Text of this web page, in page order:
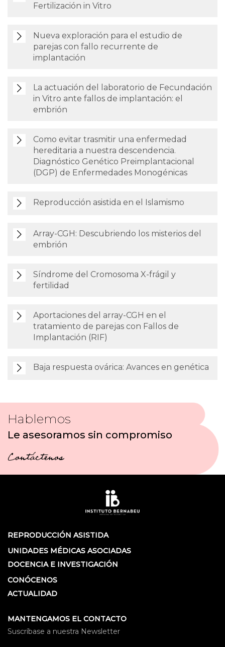
Fertilización in Vitro
Nueva exploración para el estudio de
parejas con fallo recurrente de
implantación
La actuación del laboratorio de Fecundación
in Vitro ante fallos de implantación: el
embrión
Como evitar trasmitir una enfermedad
hereditaria a nuestra descendencia.
Diagnóstico Genético Preimplantacional
(DGP) de Enfermedades Monogénicas
Reproducción asistida en el Islamismo
Array-CGH: Descubriendo los misterios del
embrión
Síndrome del Cromosoma X-frágil y
fertilidad
Aportaciones del array-CGH en el
tratamiento de parejas con Fallos de
Implantación (RIF)
Baja respuesta ovárica: Avances en genética
Hablemos
Le asesoramos sin compromiso
Contáctenos
REPRODUCCIÓN ASISTIDA
UNIDADES MÉDICAS ASOCIADAS
DOCENCIA E INVESTIGACIÓN
CONÓCENOS
ACTUALIDAD
MANTENGAMOS EL CONTACTO
Suscríbase a nuestra Newsletter